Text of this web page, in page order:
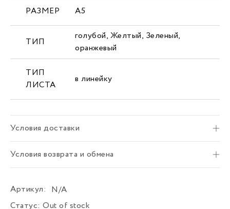
РАЗМЕР А5
ТИП
голубой, Желтый, Зеленый,
оранжевый
ТИП
ЛИСТА
в линейку
Условия доставки
Условия возврата и обмена
Артикул:
N/A
Статус: Out of stock